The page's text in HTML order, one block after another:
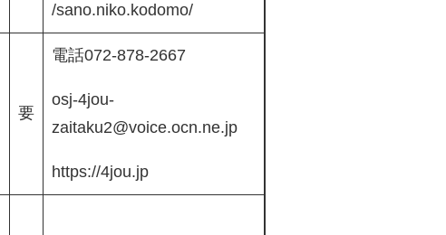
/sano.niko.kodomo/
要
電話072-878-2667
osj-4jou-
zaitaku2@voice.ocn.ne.jp
https://4jou.jp